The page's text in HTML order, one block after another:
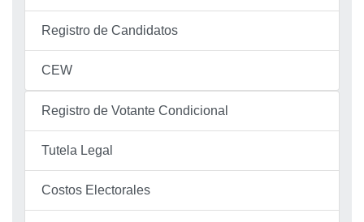
Registro de Candidatos
CEW
Registro de Votante Condicional
Tutela Legal
Costos Electorales